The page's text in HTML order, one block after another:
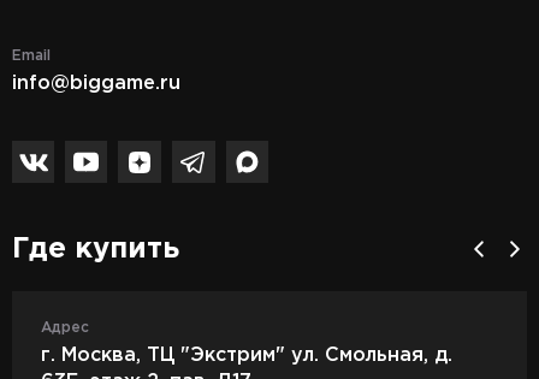
Email
info@biggame.ru
Где купить
Адрес
г. Москва, ТЦ "Экстрим" ул. Смольная, д.